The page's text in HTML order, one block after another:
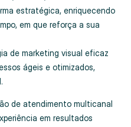
estratégica, enriquecendo
em que reforça a sua
de marketing visual eficaz
ágeis e otimizados,
de atendimento multicanal
em resultados